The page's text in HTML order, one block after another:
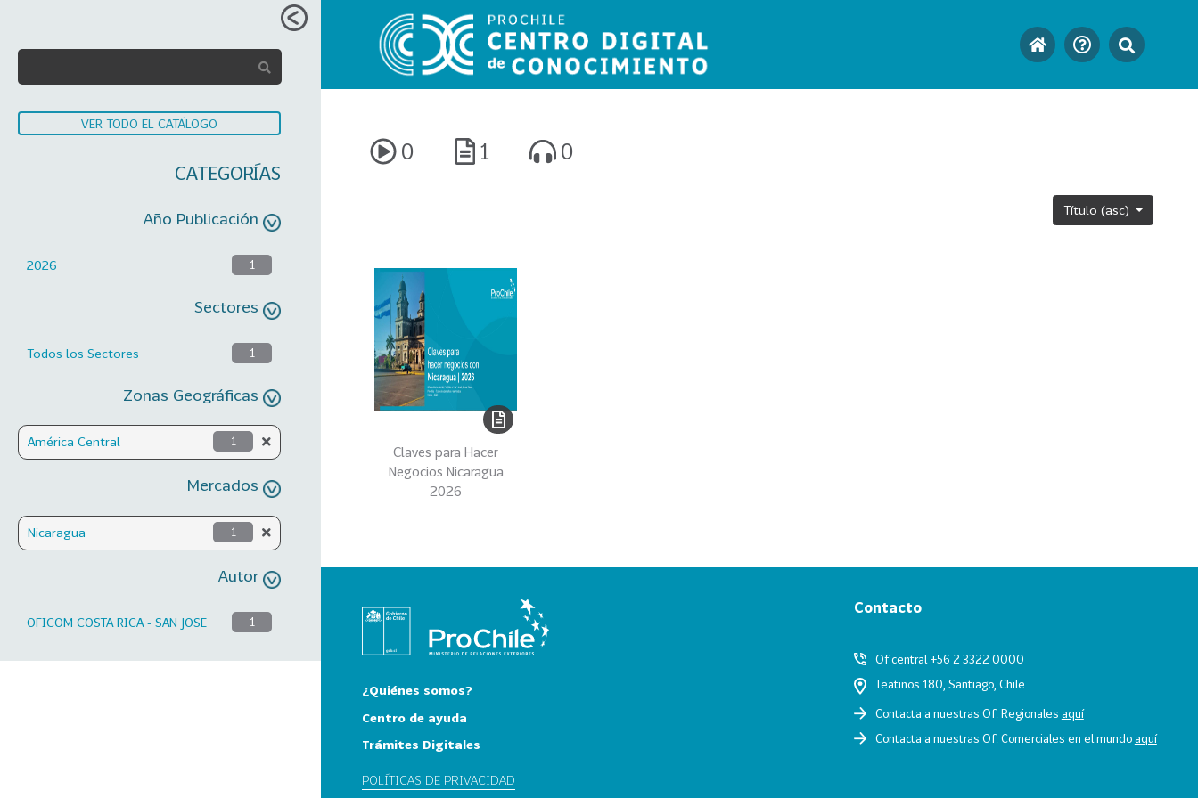
VER TODO EL CATÁLOGO
CATEGORÍAS
Año Publicación
2026 1
Sectores
Todos los Sectores 1
Zonas Geográficas
América Central 1
Mercados
Nicaragua 1
Autor
OFICOM COSTA RICA - SAN JOSE 1
0 1 0
Título (asc)
Claves para Hacer
Negocios Nicaragua
2026
¿Quiénes somos?
Centro de ayuda
Trámites Digitales
POLÍTICAS DE PRIVACIDAD
Contacto
Of central +56 2 3322 0000
Teatinos 180, Santiago, Chile.
Contacta a nuestras Of. Regionales aquí
Contacta a nuestras Of. Comerciales en el mundoaquí